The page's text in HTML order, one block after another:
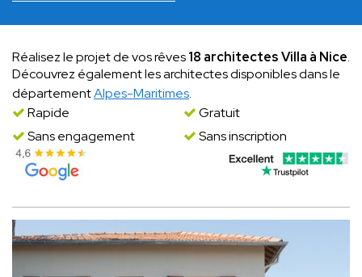
Réalisez le projet de vos rêves18 architectes Villa à Nice.
Découvrez également les architectes disponibles dans le
départementAlpes-Maritimes.
Rapide
Gratuit
Sans engagement
Sans inscription